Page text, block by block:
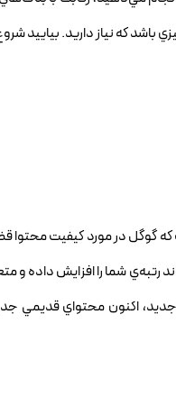
که نياز داريد. بياييد
گوگل در مورد کيفيت محتوا
شما را افزايش داده و
اکنون محتواي قديمي جديد